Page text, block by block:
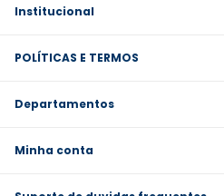
Institucional
POLÍTICAS E TERMOS
Departamentos
Minha conta